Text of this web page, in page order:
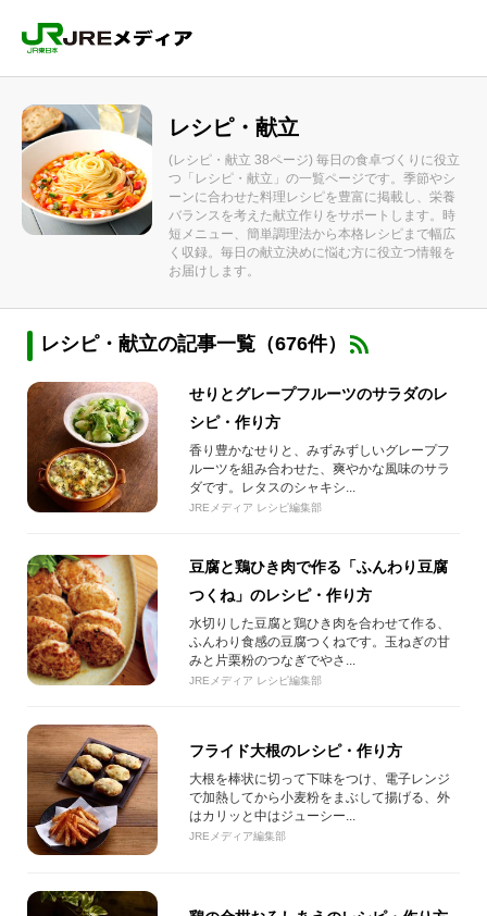
レシピ・献立
(レシピ・献立 38ページ) 毎日の食卓づくりに役立
つ「レシピ・献立」の一覧ページです。季節やシ
ーンに合わせた料理レシピを豊富に掲載し、栄養
バランスを考えた献立作りをサポートします。時
短メニュー、簡単調理法から本格レシピまで幅広
く収録。毎日の献立決めに悩む方に役立つ情報を
お届けします。
レシピ・献立の記事一覧（676件）
せりとグレープフルーツのサラダのレ
シピ・作り方
香り豊かなせりと、みずみずしいグレープフ
ルーツを組み合わせた、爽やかな風味のサラ
ダです。レタスのシャキシ...
JREメディア レシピ編集部
豆腐と鶏ひき肉で作る「ふんわり豆腐
つくね」のレシピ・作り方
水切りした豆腐と鶏ひき肉を合わせて作る、
ふんわり食感の豆腐つくねです。玉ねぎの甘
みと片栗粉のつなぎでやさ...
JREメディア レシピ編集部
フライド大根のレシピ・作り方
大根を棒状に切って下味をつけ、電子レンジ
で加熱してから小麦粉をまぶして揚げる、外
はカリッと中はジューシー...
JREメディア編集部